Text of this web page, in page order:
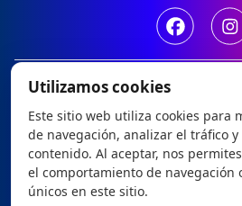
Política de
Política de
Configurar
Utilizamos cookies
Este sitio web utiliza cookies para
de navegación, analizar el tráfico
contenido. Al aceptar, nos
el comportamiento de navegación
únicos en este sitio.